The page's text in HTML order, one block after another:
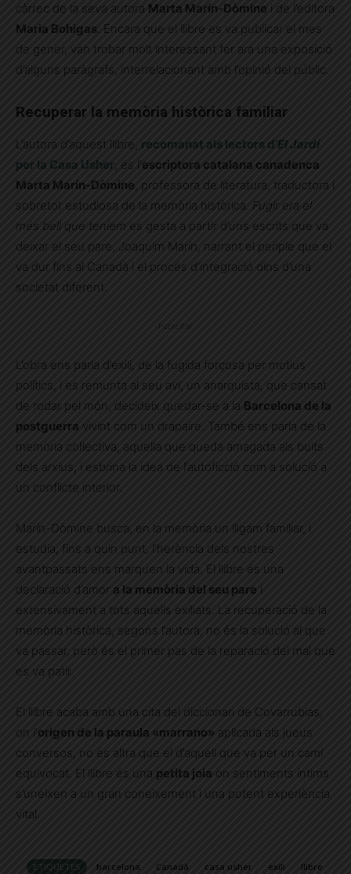
càrrec de la seva autora Marta Marín-Dòmine i de l’editora
Maria Bohigas. Encara que el llibre es va publicar el mes
de gener, van trobar molt interessant fer ara una exposició
d’alguns paràgrafs, interrelacionant amb l’opinió del públic.
Recuperar la memòria històrica familiar
L’autora d’aquest llibre, recomanat als lectors d’ El Jardí
per la Casa Usher
, és l’ escriptora catalana canadenca
Marta Marín-Dòmine, professora de literatura, traductora i
sobretot estudiosa de la memòria històrica. Fugir era el
més bell que teníem es gesta a partir d’uns escrits que va
deixar el seu pare, Joaquim Marín, narrant el periple que el
va dur fins al Canadà i el procés d’integració dins d’una
societat diferent.
Publicitat
L’obra ens parla d’exili, de la fugida forçosa per motius
polítics, i es remunta al seu avi, un anarquista, que cansat
de rodar pel món, decideix quedar-se a la Barcelona de la
postguerra vivint com un drapaire. També ens parla de la
memòria col·lectiva, aquella que queda amagada als buits
dels arxius, i esbrina la idea de l’autoficció com a solució a
un conflicte interior.
Marín-Dòmine busca, en la memòria un lligam familiar, i
estudia, fins a quin punt, l’herència dels nostres
avantpassats ens marquen la vida. El llibre és una
declaració d’amor a la memòria del seu pare
extensivament a tots aquells exiliats. La recuperació de la
memòria històrica, segons l’autora, no és la solució al que
va passar, però és el primer pas de la reparació del mal que
es va patir.
El llibre acaba amb una cita del diccionari de Covarrubias,
on l’ origen de la paraula «marrano» aplicada als jueus
conversos, no és altra que el d’aquell que va per un camí
equivocat. El llibre és una petita joia on sentiments íntims
s’uneixen a un gran coneixement i una potent experiència
vital.
ETIQUETES barcelona Canadà casa usher exili llibre